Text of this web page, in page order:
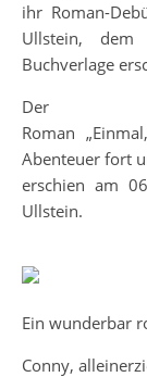
ihr Roman-
Ullstein,
Buchverlage
Der
Roman
Abenteuer fort
erschien am
Ullstein.
Ein wunderbar
Conny,